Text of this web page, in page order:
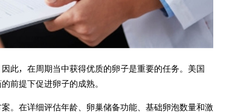
此，在周期当中获得优质的卵子是重要的任务。美国
前提下促进卵子的成熟。
。在详细评估年龄、卵巢储备功能、基础卵泡数量和激